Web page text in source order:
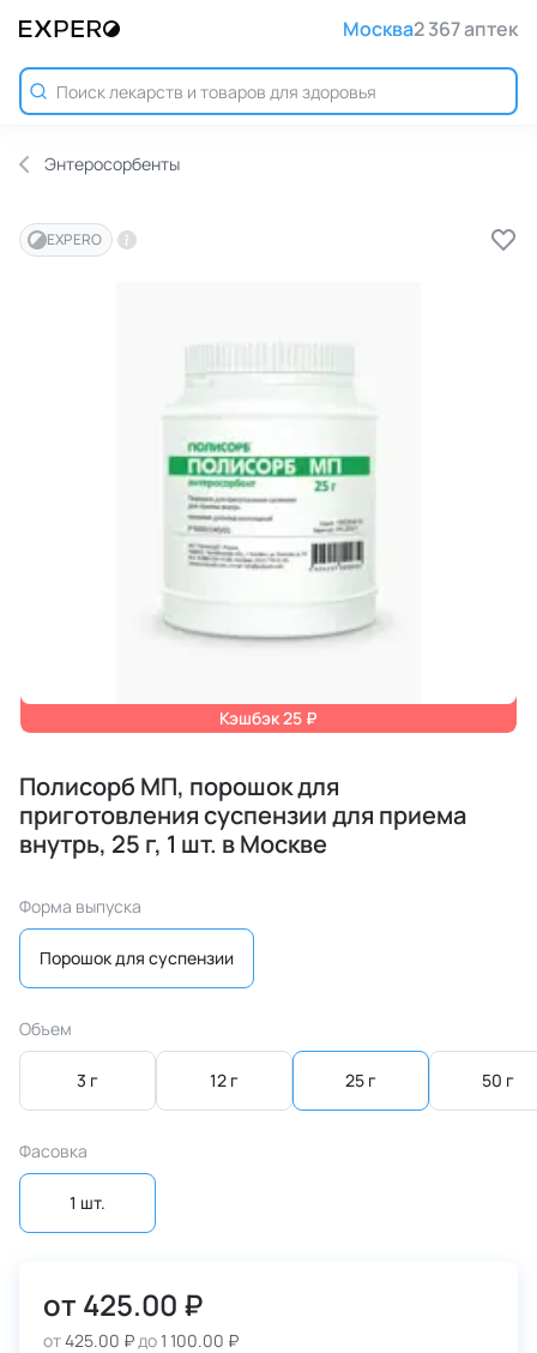
Москва2 367 аптек
Энтеросорбенты
EXPERO
Кэшбэк 25 ₽
Полисорб МП, порошок для
приготовления суспензии для приема
внутрь, 25 г, 1 шт. в Москве
Форма выпуска
Порошок для суспензии
Объем
3 г 12 г 25 г 50 г
Фасовка
1 шт.
от 425.00 ₽
от425.00 ₽до1 100.00 ₽